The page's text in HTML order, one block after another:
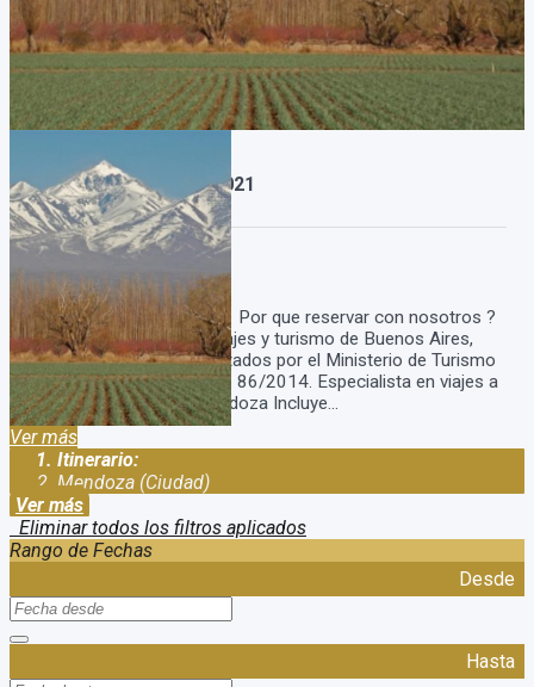
Paquete a Mendoza 2021
Duración:
Días 3 Noches
Paquete a Mendoza 2021 Por que reservar con nosotros ?
Somos una agencia de viajes y turismo de Buenos Aires,
Argentina. Estamos habilitados por el Ministerio de Turismo
con el legajo: 15.785 disp. 86/2014. Especialista en viajes a
Mendoza. Paquete a Mendoza Incluye...
Ver más
Itinerario:
Mendoza (Ciudad)
Ver más
Eliminar todos los filtros aplicados
Rango de Fechas
Desde
Hasta